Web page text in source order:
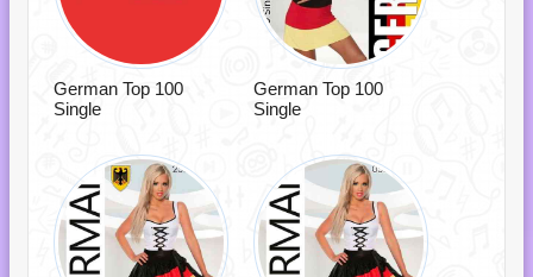
German Top 100
Single
German Top 100
Single